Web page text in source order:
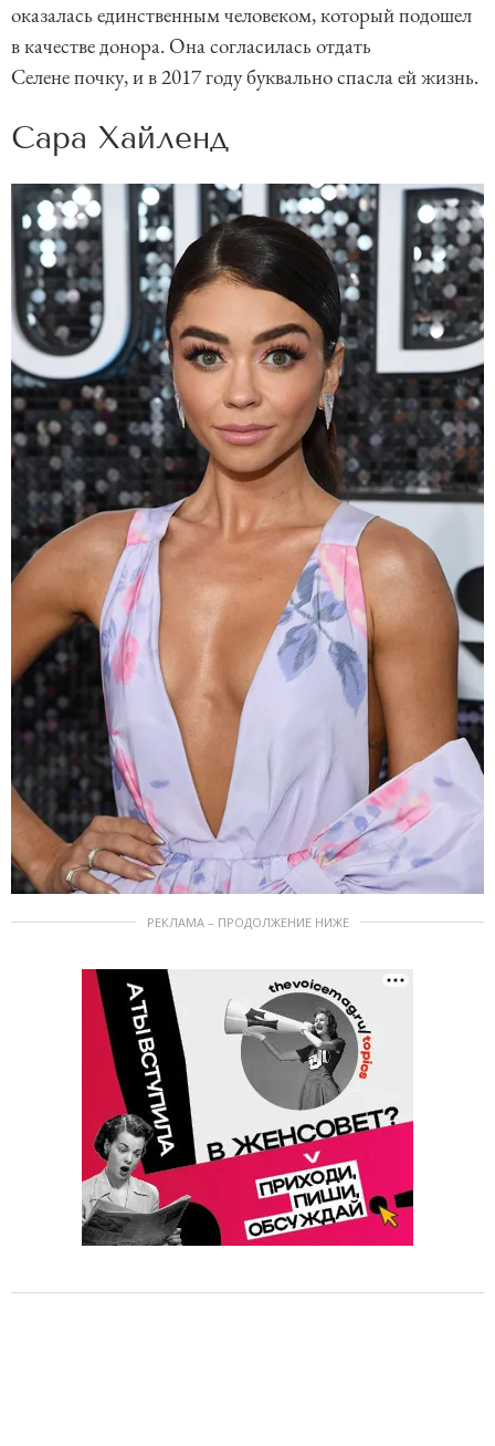
оказалась единственным человеком, который подошел
в качестве донора. Она согласилась отдать
Селене почку, и в 2017 году буквально спасла ей жизнь.
Сара Хайленд
РЕКЛАМА – ПРОДОЛЖЕНИЕ НИЖЕ